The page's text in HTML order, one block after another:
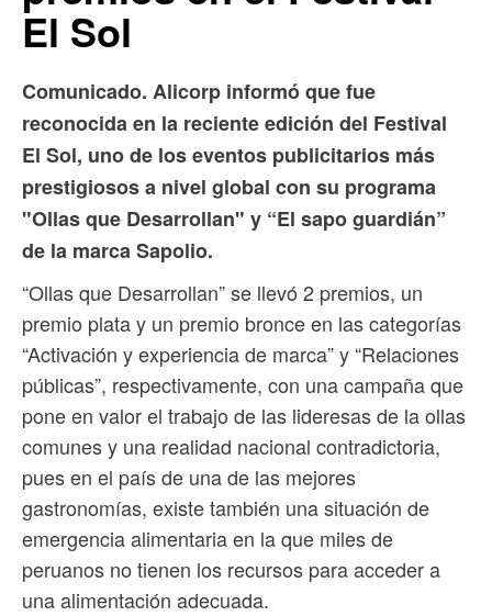
El Sol
Comunicado. Alicorp informó que fue
reconocida en la reciente edición del Festival
El Sol, uno de los eventos publicitarios más
prestigiosos a nivel global con su programa
"Ollas que Desarrollan" y “El sapo guardián”
de la marca Sapolio.
“Ollas que Desarrollan” se llevó 2 premios, un
premio plata y un premio bronce en las categorías
“Activación y experiencia de marca” y “Relaciones
públicas”, respectivamente, con una campaña que
pone en valor el trabajo de las lideresas de la ollas
comunes y una realidad nacional contradictoria,
pues en el país de una de las mejores
gastronomías, existe también una situación de
emergencia alimentaria en la que miles de
peruanos no tienen los recursos para acceder a
una alimentación adecuada.